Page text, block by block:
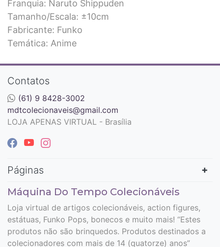
Franquia: Naruto Shippuden
Tamanho/Escala: ±10cm
Fabricante: Funko
Temática: Anime
Contatos
(61) 9 8428-3002
mdtcolecionaveis@gmail.com
LOJA APENAS VIRTUAL - Brasília
Páginas
Máquina Do Tempo Colecionáveis
Loja virtual de artigos colecionáveis, action figures,
estátuas, Funko Pops, bonecos e muito mais! “Estes
produtos não são brinquedos. Produtos destinados a
colecionadores com mais de 14 (quatorze) anos”